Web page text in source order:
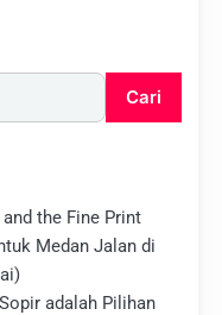
Cari
the Fine Print
Medan Jalan di
adalah Pilihan